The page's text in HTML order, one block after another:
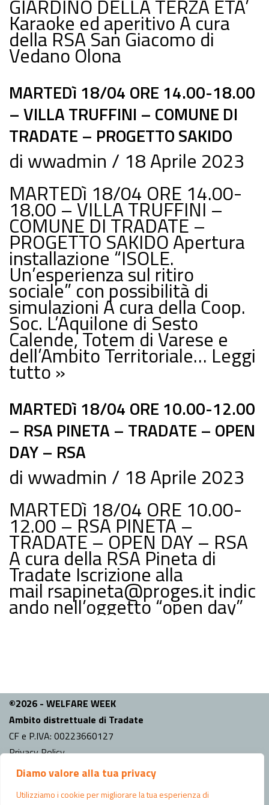
Diamo valore alla tua privacy
Utilizziamo i cookie per migliorare la tua esperienza di
GIARDINO DELLA TERZA ETA’
Karaoke ed aperitivo A cura
della RSA San Giacomo di
Vedano Olona
MARTEDì 18/04 ORE 14.00-18.00
– VILLA TRUFFINI – COMUNE DI
TRADATE – PROGETTO SAKIDO
di wwadmin
18 Aprile 2023
MARTEDì 18/04 ORE 14.00-
18.00 – VILLA TRUFFINI –
COMUNE DI TRADATE –
PROGETTO SAKIDO Apertura
installazione “ISOLE.
Un’esperienza sul ritiro
sociale” con possibilità di
simulazioni A cura della Coop.
Soc. L’Aquilone di Sesto
Calende, Totem di Varese e
dell’Ambito Territoriale…Leggi
tutto »
MARTEDì 18/04 ORE 10.00-12.00
– RSA PINETA – TRADATE – OPEN
DAY – RSA
di wwadmin
18 Aprile 2023
MARTEDì 18/04 ORE 10.00-
12.00 – RSA PINETA –
TRADATE – OPEN DAY – RSA
A cura della RSA Pineta di
Tradate Iscrizione alla
mail rsapineta@proges.it indic
ando nell’oggetto “open day”
©2026 - WELFARE WEEK
Ambito distrettuale di Tradate
CF e P.IVA: 00223660127
Privacy Policy
INFO
Comune capo fila:
Tradate